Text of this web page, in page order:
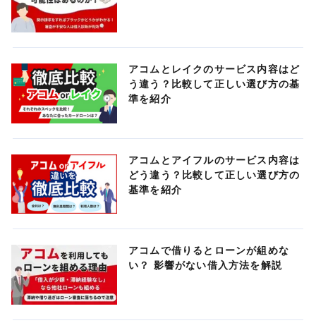
アコムとレイクのサービス内容はど
う違う？比較して正しい選び方の基
準を紹介
アコムとアイフルのサービス内容は
どう違う？比較して正しい選び方の
基準を紹介
アコムで借りるとローンが組めな
い？ 影響がない借入方法を解説